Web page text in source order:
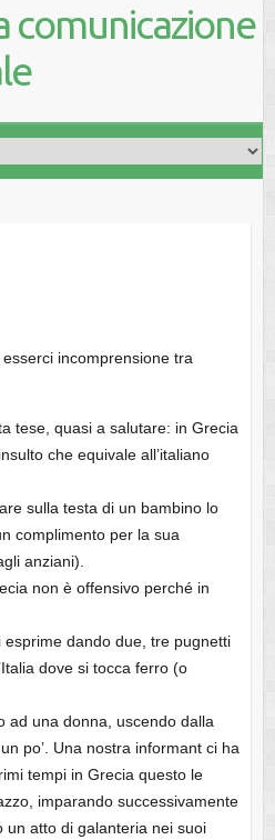
comunicazione
incomprensione tra
tese, quasi a salutare: in Grecia
che equivale all’italiano
sulla testa di un bambino lo
complimento per la sua
anziani).
non è offensivo perché in
dando due, tre pugnetti
dove si tocca ferro (o
ad una donna, uscendo dalla
po’. Una nostra informant ci ha
tempi in Grecia questo le
imparando successivamente
un atto di galanteria nei suoi